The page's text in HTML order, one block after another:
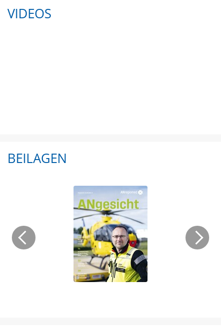
VIDEOS
BEILAGEN